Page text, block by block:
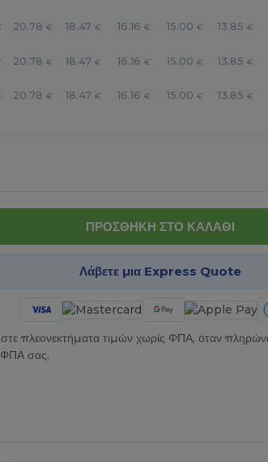
20.78 € 18.47 € 16.16 € 15.00 € 13.85 €
20.78 € 18.47 € 16.16 € 15.00 € 13.85 €
20.78 € 18.47 € 16.16 € 15.00 € 13.85 €
ΠΡΟΣΘΗΚΗ ΣΤΟ ΚΑΛΑΘΙ
Λάβετε μια Express Quote
πλεονεκτήματα τιμών χωρίς ΦΠΑ, όταν
ΦΠΑ σας.